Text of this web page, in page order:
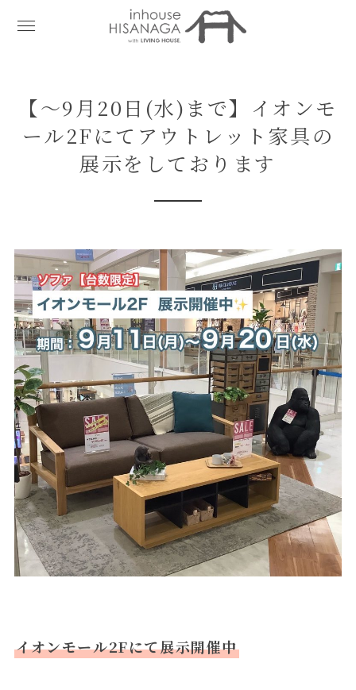
【～9月20日(水)まで】イオンモ
ール2Fにてアウトレット家具の
展示をしております
イオンモール2Fにて展示開催中